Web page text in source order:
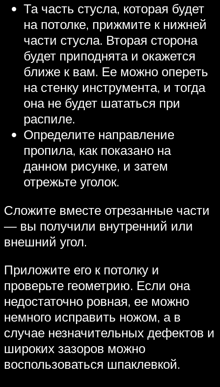
Та часть стусла, которая будет
на потолке, прижмите к нижней
части стусла. Вторая сторона
будет приподнята и окажется
ближе к вам. Ее можно опереть
на стенку инструмента, и тогда
она не будет шататься при
распиле.
Определите направление
пропила, как показано на
данном рисунке, и затем
отрежьте уголок.
Сложите вместе отрезанные части
— вы получили внутренний или
внешний угол.
Приложите его к потолку и
проверьте геометрию. Если она
недостаточно ровная, ее можно
немного исправить ножом, а в
случае незначительных дефектов и
широких зазоров можно
воспользоваться шпаклевкой.